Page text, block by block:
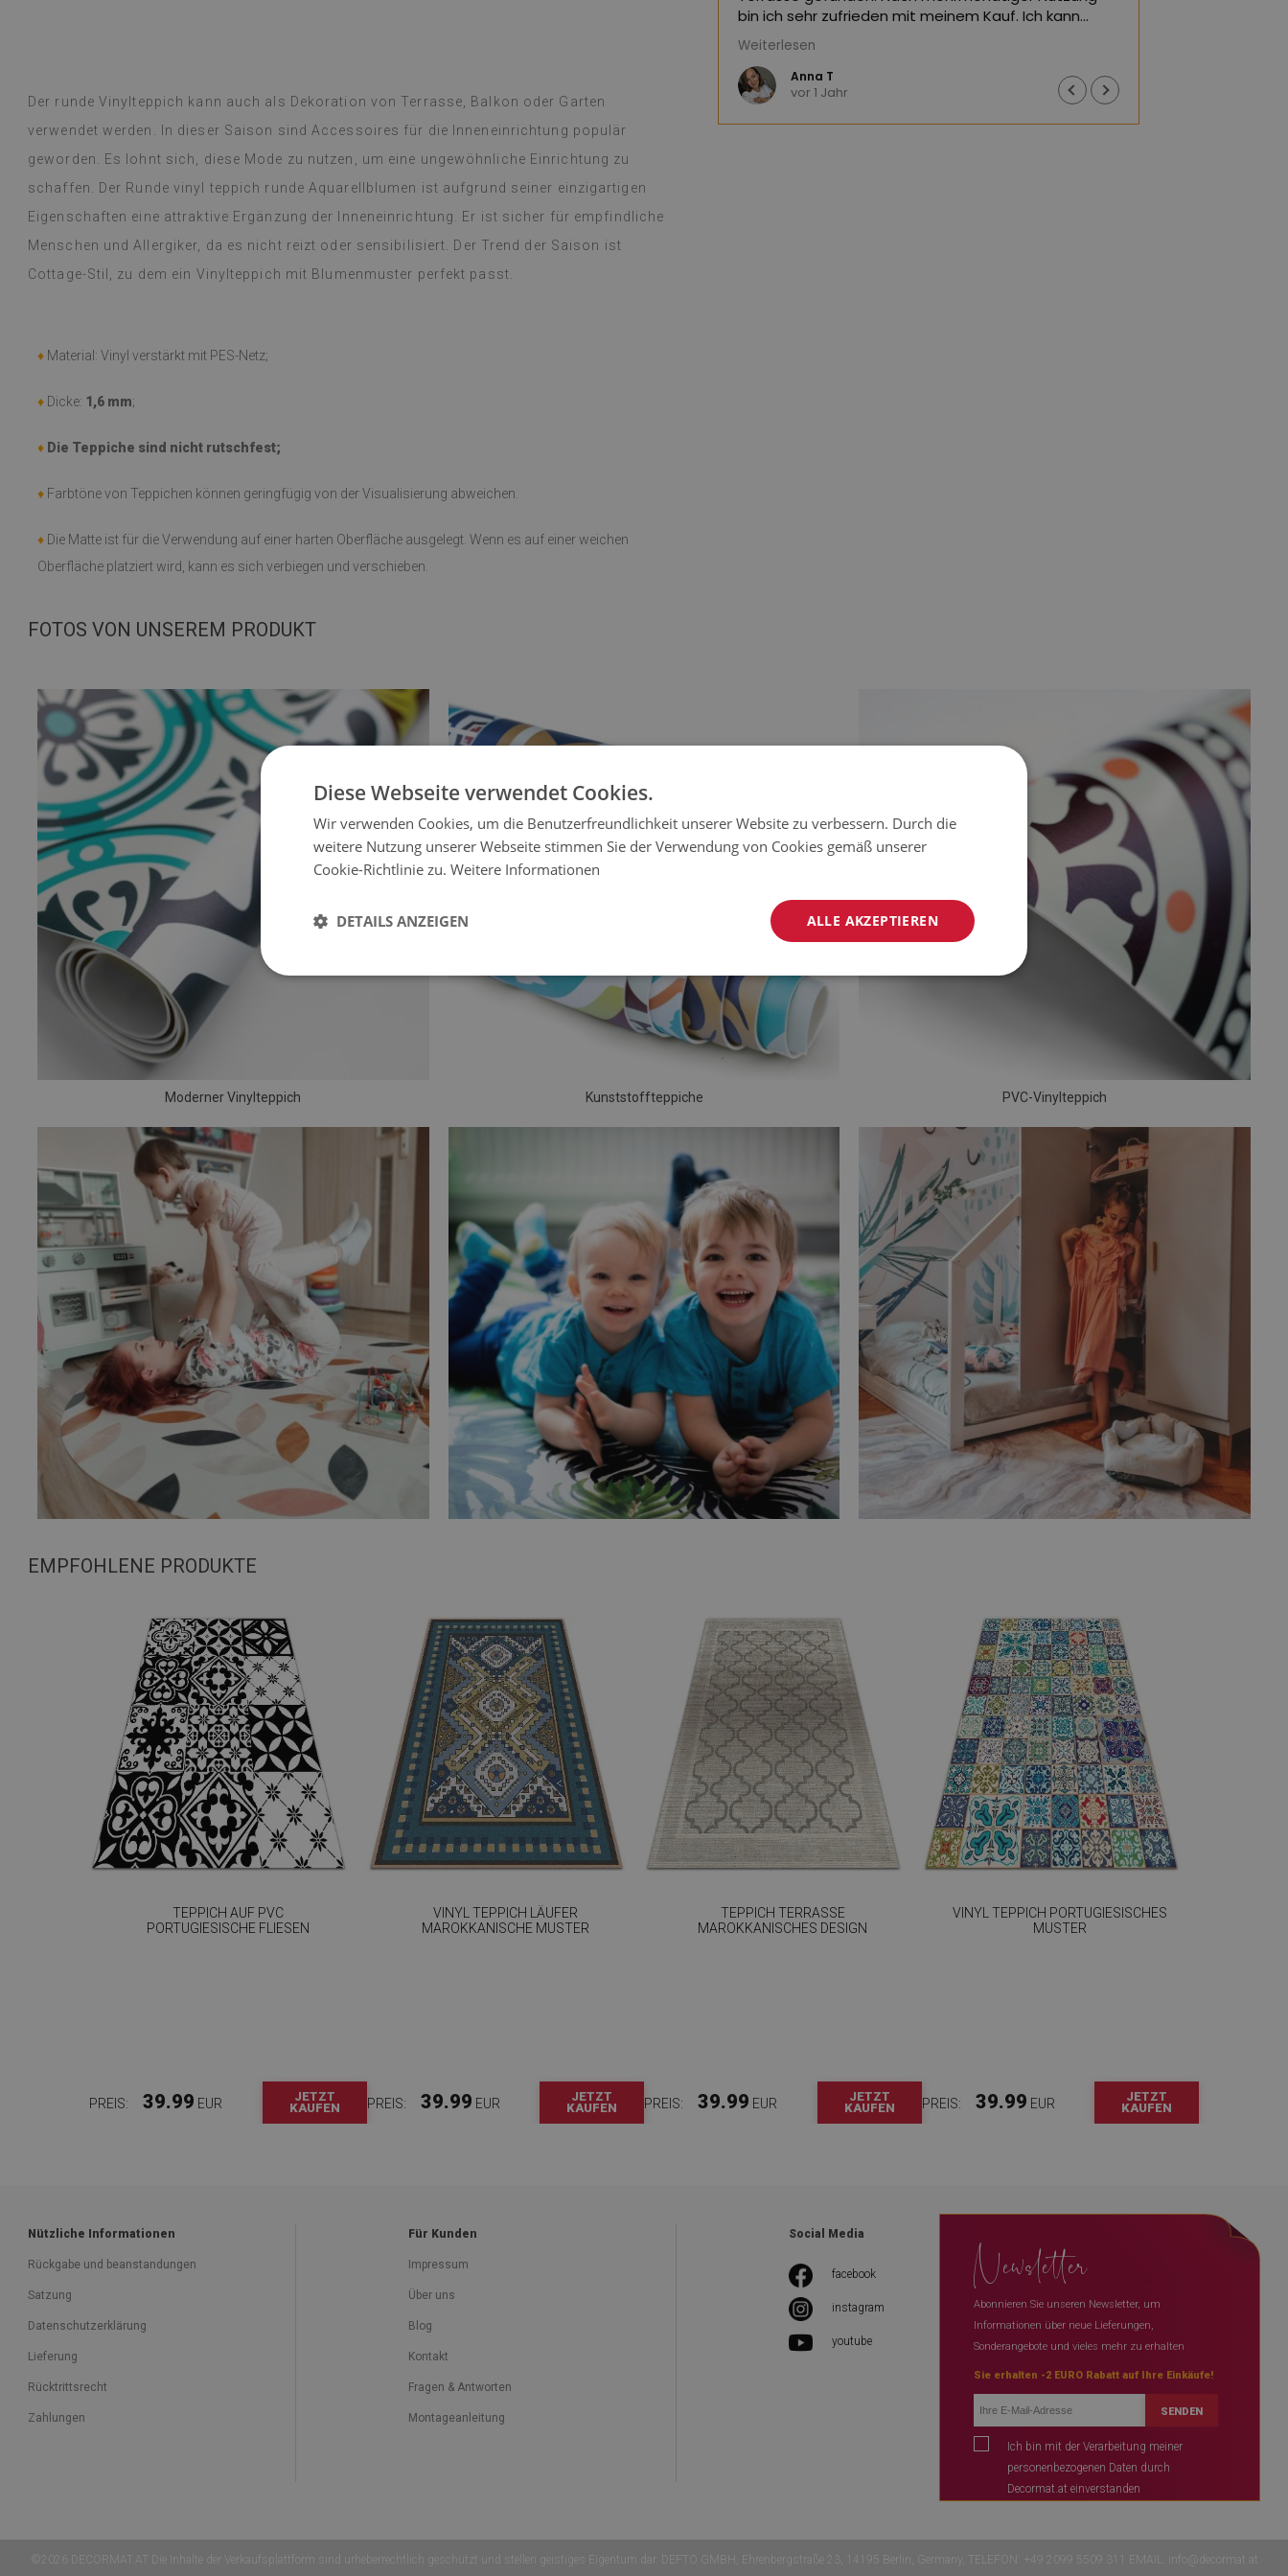
Der runde Vinylteppich kann auch als Dekoration von Terrasse, Balkon oder Garten
verwendet werden. In dieser Saison sind Accessoires für die Inneneinrichtung populär
geworden. Es lohnt sich, diese Mode zu nutzen, um eine ungewöhnliche Einrichtung zu
schaffen. Der Runde vinyl teppich runde Aquarellblumen ist aufgrund seiner einzigartigen
Eigenschaften eine attraktive Ergänzung der Inneneinrichtung. Er ist sicher für empfindliche
Menschen und Allergiker, da es nicht reizt oder sensibilisiert. Der Trend der Saison ist
Cottage-Stil, zu dem ein Vinylteppich mit Blumenmuster perfekt passt.
♦ Material: Vinyl verstärkt mit PES-Netz;
♦ Dicke: 1,6 mm;
♦ Die Teppiche sind nicht rutschfest;
♦ Farbtöne von Teppichen können geringfügig von der Visualisierung abweichen.
♦ Die Matte ist für die Verwendung auf einer harten Oberfläche ausgelegt. Wenn es auf einer weichen
Oberfläche platziert wird, kann es sich verbiegen und verschieben.
und praktisch, vor allem für ein
siehe Original )
vor 1 Jahr
bin ich sehr zufrieden mit meinem Kauf. Ich kann
diesen Laden nur empfehlen.
(Von Google übersetzt,
Weiterlesen
Anna T
vor 1 Jahr
FOTOS VON UNSEREM PRODUKT
Moderner Vinylteppich Kunststoffteppiche PVC-Vinylteppich
EMPFOHLENE PRODUKTE
TEPPICH AUF PVC
PORTUGIESISCHE FLIESEN
PREIS: 39.99 EUR
JETZT
KAUFEN
VINYL TEPPICH LÄUFER
MAROKKANISCHE MUSTER
PREIS: 39.99 EUR
JETZT
KAUFEN
TEPPICH TERRASSE
MAROKKANISCHES DESIGN
PREIS: 39.99 EUR
JETZT
KAUFEN
VINYL TEPPICH PORTUGIESISCHES
MUSTER
PREIS: 39.99 EUR
JETZT
KAUFEN
Nützliche Informationen
Rückgabe und beanstandungen
Satzung
Datenschutzerklärung
Lieferung
Rücktrittsrecht
Zahlungen
Für Kunden
Impressum
Über uns
Blog
Kontakt
Fragen & Antworten
Montageanleitung
Social Media
facebook
instagram
youtube
Newsletter
Abonnieren Sie unseren Newsletter, um
Informationen über neue Lieferungen,
Sonderangebote und vieles mehr zu erhalten
Sie erhalten -2 EURO Rabatt auf Ihre Einkäufe!
SENDEN
Ich bin mit der Verarbeitung meiner
personenbezogenen Daten durch
Decormat.at einverstanden
©2026 DECORMAT.AT Die Inhalte der Verkaufsplattform sind urheberrechtlich geschützt und stellen geistiges Eigentum dar. DEFTO GMBH, Ehrenbergstraße 23, 14195 Berlin, Germany, TELEFON: +49 2099 5509 311 EMAIL: info@decormat.at
Diese Webseite verwendet Cookies.
Wir verwenden Cookies, um die Benutzerfreundlichkeit unserer Website zu verbessern. Durch die
weitere Nutzung unserer Webseite stimmen Sie der Verwendung von Cookies gemäß unserer
Cookie-Richtlinie zu. Weitere Informationen
ALLE AKZEPTIEREN
DETAILS ANZEIGEN